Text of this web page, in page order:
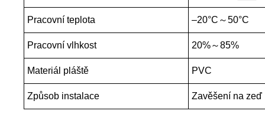
Pracovní teplota –20°C～50°C
Pracovní vlhkost 20%～85%
Materiál pláště PVC
Způsob instalace Zavěšení na zeď